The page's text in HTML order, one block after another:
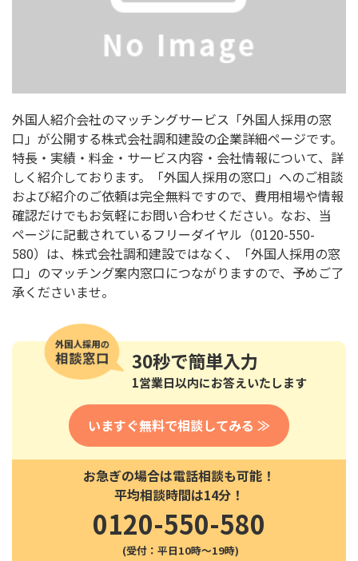
外国人紹介会社のマッチングサービス「外国人採用の窓
口」が公開する株式会社調和建設の企業詳細ページです。
特長・実績・料金・サービス内容・会社情報について、詳
しく紹介しております。「外国人採用の窓口」へのご相談
および紹介のご依頼は完全無料ですので、費用相場や情報
確認だけでもお気軽にお問い合わせください。なお、当
ページに記載されているフリーダイヤル（0120-550-
580）は、株式会社調和建設ではなく、「外国人採用の窓
口」のマッチング案内窓口につながりますので、予めご了
承くださいませ。
30秒で簡単入力
1営業日以内にお答えいたします
いますぐ無料で相談してみる ≫
お急ぎの場合は電話相談も可能！
平均相談時間は14分！
0120-550-580
(受付：平日10時〜19時)